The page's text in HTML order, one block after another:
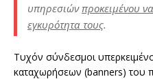
υπηρεσιώνπροκειμένου
εγκυρότητα τους.
Τυχόν σύνδεσμοι
καταχωρήσεων (banners) του